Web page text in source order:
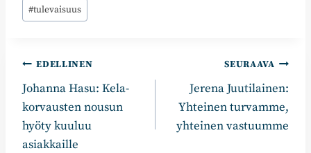
#tulevaisuus
Artikkelien
selaus
EDELLINEN
Johanna Hasu: Kela-
korvausten nousun
hyöty kuuluu
asiakkaille
SEURAAVA
Jerena Juutilainen:
Yhteinen turvamme,
yhteinen vastuumme